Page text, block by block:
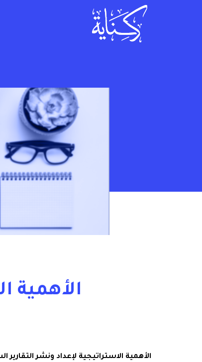
الأهمية
الأهمية الاستراتيجية لإعداد ونشر التقارير